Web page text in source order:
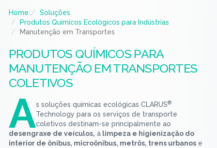
Home
Soluções
Produtos Químicos Ecológicos para Indústrias
Manutenção em Transportes
PRODUTOS QUÍMICOS PARA
MANUTENÇÃO EM TRANSPORTES
COLETIVOS
As soluções químicas ecológicas CLARUS®
Technology para os serviços de transporte
coletivos destinam-se principalmente ao
desengraxe de veículos, àlimpeza e higienização do
interior de ônibus, microônibus, metrôs, trens urbanose